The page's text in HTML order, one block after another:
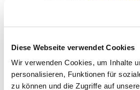
Diese Webseite verwendet Cookies
Wir verwenden Cookies, um Inhalte
personalisieren, Funktionen für
zu können und die Zugriffe auf
Bedienung von StarMoney 13
StarMoney Team1
607Beiträge
Letzter Beitrag Re: Ärger mit
moneymaus Neuester